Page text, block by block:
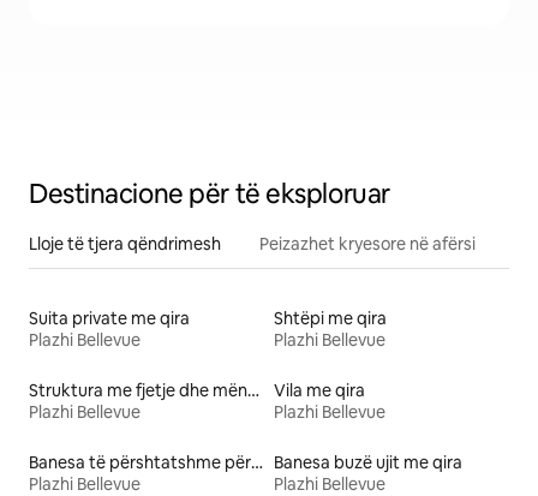
Destinacione për të eksploruar
Lloje të tjera qëndrimesh Peizazhet kryesore në afërsi
Suita private me qira
Plazhi Bellevue
Shtëpi me qira
Plazhi Bellevue
Struktura me fjetje dhe mëngjes
Plazhi Bellevue
Vila me qira
Plazhi Bellevue
Banesa të përshtatshme për kafshë me qira
Plazhi Bellevue
Banesa buzë ujit me qira
Plazhi Bellevue